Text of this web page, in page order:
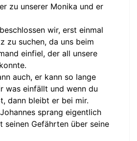
zu unserer Monika und er
wir, erst einmal
zu suchen, da uns beim
einfiel, der all unsere
auch, er kann so lange
was einfällt und wenn du
dann bleibt er bei mir.
sprang eigentlich
seinen Gefährten über seine